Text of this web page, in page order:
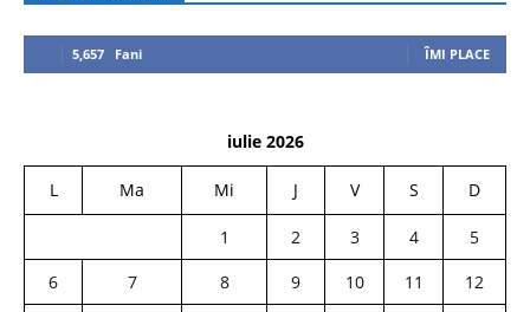
5,657 Fani ÎMI PLACE
iulie 2026
L Ma Mi J V S D
1 2 3 4
5
6
7 8 9 10 11
12